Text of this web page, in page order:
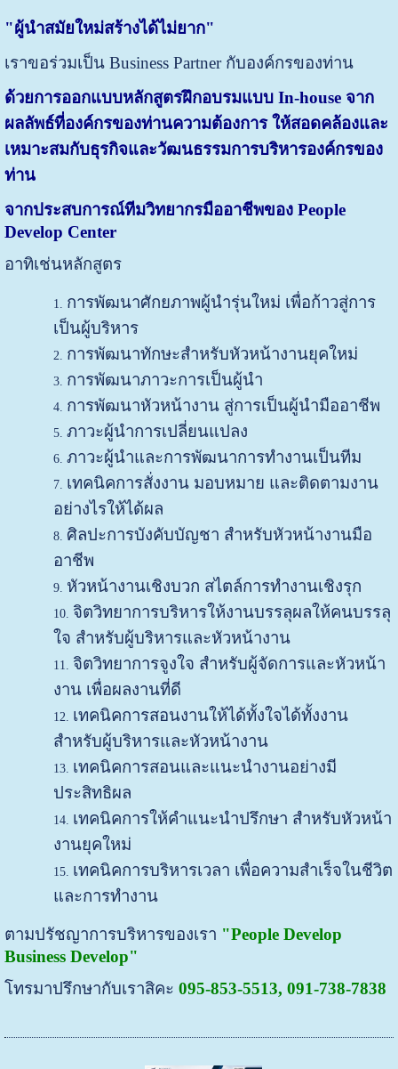
"ผู้นำสมัยใหม่สร้างได้ไม่ยาก"
เราขอร่วมเป็น Business Partner กับองค์กรของท่าน
ด้วยการออกแบบหลักสูตรฝึกอบรมแบบ In-house จาก
ผลลัพธ์ที่องค์กรของท่านความต้องการ ให้สอดคล้องและ
เหมาะสมกับธุรกิจและวัฒนธรรมการบริหารองค์กรของ
ท่าน
จากประสบการณ์ทีมวิทยากรมืออาชีพของ People
Develop Center
อาทิเช่นหลักสูตร
การพัฒนาศักยภาพผู้นำรุ่นใหม่ เพื่อก้าวสู่การ
เป็นผู้บริหาร
การพัฒนาทักษะสำหรับหัวหน้างานยุคใหม่
การพัฒนาภาวะการเป็นผู้นำ
การพัฒนาหัวหน้างาน สู่การเป็นผู้นำมืออาชีพ
ภาวะผู้นำการเปลี่ยนแปลง
ภาวะผู้นำและการพัฒนาการทำงานเป็นทีม
เทคนิคการสั่งงาน มอบหมาย และติดตามงาน
อย่างไรให้ได้ผล
ศิลปะการบังคับบัญชา สำหรับหัวหน้างานมือ
อาชีพ
หัวหน้างานเชิงบวก สไตล์การทำงานเชิงรุก
จิตวิทยาการบริหารให้งานบรรลุผลให้คนบรรลุ
ใจ สำหรับผู้บริหารและหัวหน้างาน
จิตวิทยาการจูงใจ สำหรับผู้จัดการและหัวหน้า
งาน เพื่อผลงานที่ดี
เทคนิคการสอนงานให้ได้ทั้งใจได้ทั้งงาน
สำหรับผู้บริหารและหัวหน้างาน
เทคนิคการสอนและแนะนำงานอย่างมี
ประสิทธิผล
เทคนิคการให้คำแนะนำปรึกษา สำหรับหัวหน้า
งานยุคใหม่
เทคนิคการบริหารเวลา เพื่อความสำเร็จในชีวิต
และการทำงาน
ตามปรัชญาการบริหารของเรา "People Develop
Business Develop"
โทรมาปรึกษากับเราสิคะ 095-853-5513, 091-738-7838